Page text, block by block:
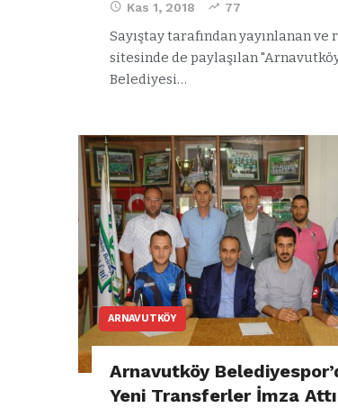
Kas 1, 2018 77
Sayıştay tarafından yayınlanan ve
sitesinde de paylaşılan
Belediyesi…
ARNAVUTKÖY
Arnavutköy
Yeni Transferler İmza Attı